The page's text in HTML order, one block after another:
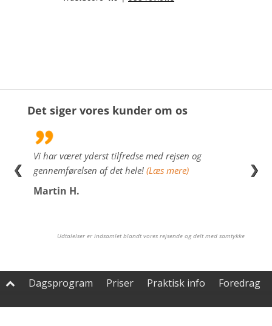
Det siger vores kunder om os
Vi har været yderst tilfredse med rejsen og
gennemførelsen af det hele! (Læs mere)
Martin H.
(Læs
❮ ❯
Udtalelser er indsamlet blandt vores rejsende og delt med samtykke
 Dagsprogram Priser Praktisk info Foredrag